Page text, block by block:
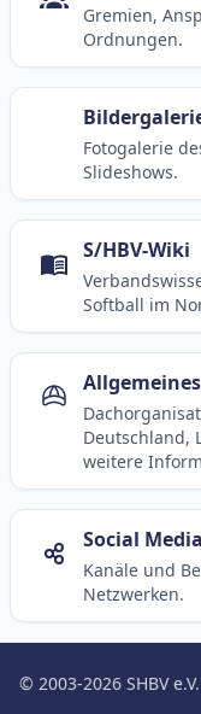
Gremien,
Ordnungen.
Fotogalerie
Slideshows.
S/HBV-Wiki
Softball im
Allgemeines
Deutschland,
weitere
Social Media
Kanäle und
Netzwerken.
© 2003-2026 SHBV